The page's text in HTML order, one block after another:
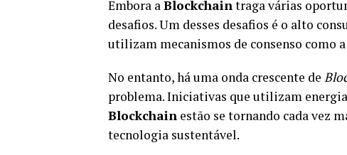
Embora aBlockchaintraga várias
desafios. Um desses desafios é o alto
utilizam mecanismos de consenso como
No entanto, há uma onda crescente de
problema. Iniciativas que utilizam
Blockchain estão se tornando cada vez
tecnologia sustentável.